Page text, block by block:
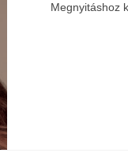
Megnyitáshoz